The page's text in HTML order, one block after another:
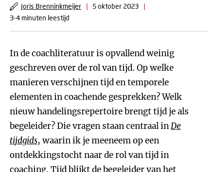
Joris Brenninkmeijer | 5 oktober 2023
|
3-4 minuten leestijd
In de coachliteratuur is opvallend weinig
geschreven over de rol van tijd. Op welke
manieren verschijnen tijd en temporele
elementen in coachende gesprekken? Welk
nieuw handelingsrepertoire brengt tijd je als
begeleider? Die vragen staan centraal inDe
tijdgids, waarin ik je meeneem op een
ontdekkingstocht naar de rol van tijd in
coaching. Tijd blijkt de begeleider van het